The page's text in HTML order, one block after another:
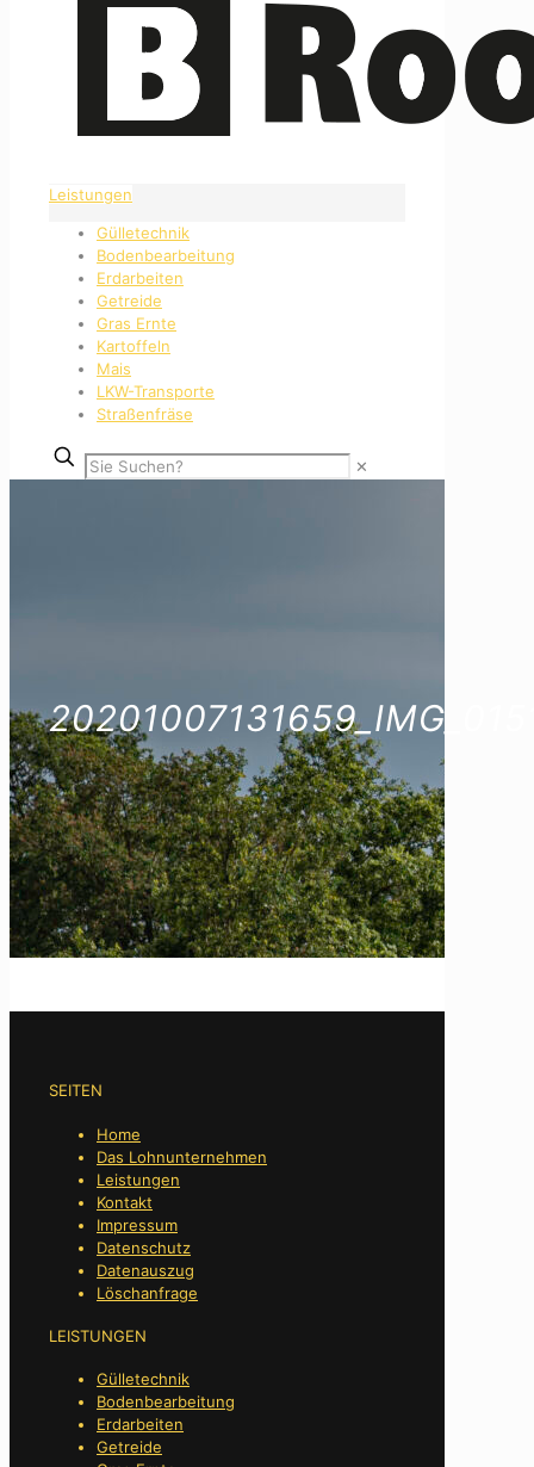
Leistungen
Gülletechnik
Bodenbearbeitung
Erdarbeiten
Getreide
Gras Ernte
Kartoffeln
Mais
LKW-Transporte
Straßenfräse
✕
SEITEN
Home
Das Lohnunternehmen
Leistungen
Kontakt
Impressum
Datenschutz
Datenauszug
Löschanfrage
LEISTUNGEN
Gülletechnik
Bodenbearbeitung
Erdarbeiten
Getreide